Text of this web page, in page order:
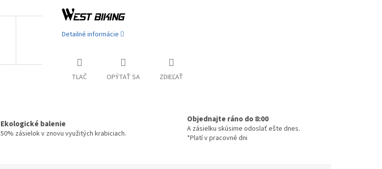
Detailné informácie
TLAČ OPÝTAŤ SA ZDIEĽAŤ
Ekologické balenie
50% zásielok v znovu využitých krabiciach.
Objednajte ráno do 8:00
A zásielku skúsime odoslať ešte dnes.
*Platí v pracovné dni